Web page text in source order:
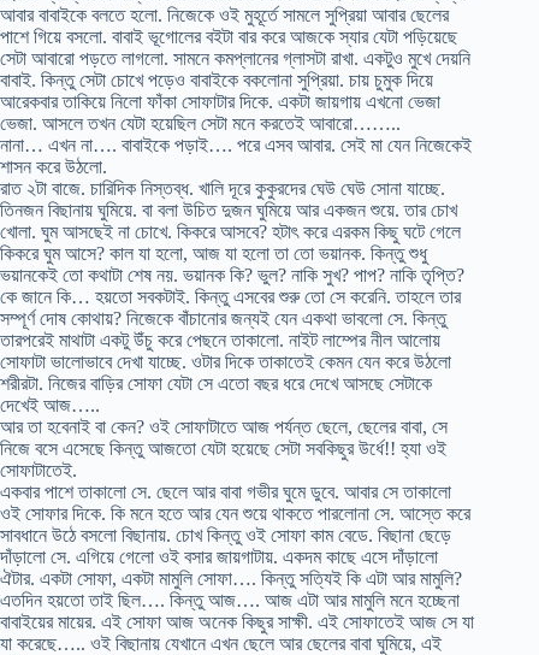
আবার বাবাইকে বলতে হলো. নিজেকে ওই মুহূর্তে সামলে সুপ্রিয়া আবার ছেলের
পাশে গিয়ে বসলো. বাবাই ভূগোলের বইটা বার করে আজকে স্যার যেটা পড়িয়েছে
সেটা আবারো পড়তে লাগলো. সামনে কমপ্লানের গ্লাসটা রাখা. একটুও মুখে দেয়নি
বাবাই. কিন্তু সেটা চোখে পড়েও বাবাইকে বকলোনা সুপ্রিয়া. চায় চুমুক দিয়ে
আরেকবার তাকিয়ে নিলো ফাঁকা সোফাটার দিকে. একটা জায়গায় এখনো ভেজা
ভেজা. আসলে তখন যেটা হয়েছিল সেটা মনে করতেই আবারো……..
নানা… এখন না…. বাবাইকে পড়াই…. পরে এসব আবার. সেই মা যেন নিজেকেই
শাসন করে উঠলো.
রাত ২টা বাজে. চারিদিক নিস্তব্ধ. খালি দূরে কুকুরদের ঘেউ ঘেউ সোনা যাচ্ছে.
তিনজন বিছানায় ঘুমিয়ে. বা বলা উচিত দুজন ঘুমিয়ে আর একজন শুয়ে. তার চোখ
খোলা. ঘুম আসছেই না চোখে. কিকরে আসবে? হটাৎ করে এরকম কিছু ঘটে গেলে
কিকরে ঘুম আসে? কাল যা হলো, আজ যা হলো তা তো ভয়ানক. কিন্তু শুধু
ভয়ানকেই তো কথাটা শেষ নয়. ভয়ানক কি? ভুল? নাকি সুখ? পাপ? নাকি তৃপ্তি?
কে জানে কি… হয়তো সবকটাই. কিন্তু এসবের শুরু তো সে করেনি. তাহলে তার
সম্পূর্ণ দোষ কোথায়? নিজেকে বাঁচানোর জন্যই যেন একথা ভাবলো সে. কিন্তু
তারপরেই মাথাটা একটু উঁচু করে পেছনে তাকালো. নাইট লাম্পের নীল আলোয়
সোফাটা ভালোভাবে দেখা যাচ্ছে. ওটার দিকে তাকাতেই কেমন যেন করে উঠলো
শরীরটা. নিজের বাড়ির সোফা যেটা সে এতো বছর ধরে দেখে আসছে সেটাকে
দেখেই আজ…..
আর তা হবেনাই বা কেন? ওই সোফাটাতে আজ পর্যন্ত ছেলে, ছেলের বাবা, সে
নিজে বসে এসেছে কিন্তু আজতো যেটা হয়েছে সেটা সবকিছুর উর্ধে!! হ্যা ওই
সোফাটাতেই.
একবার পাশে তাকালো সে. ছেলে আর বাবা গভীর ঘুমে ডুবে. আবার সে তাকালো
ওই সোফার দিকে. কি মনে হতে আর যেন শুয়ে থাকতে পারলোনা সে. আস্তে করে
সাবধানে উঠে বসলো বিছানায়. চোখ কিন্তু ওই সোফা কাম বেডে. বিছানা ছেড়ে
দাঁড়ালো সে. এগিয়ে গেলো ওই বসার জায়গাটায়. একদম কাছে এসে দাঁড়ালো
ঐটার. একটা সোফা, একটা মামুলি সোফা…. কিন্তু সত্যিই কি এটা আর মামুলি?
এতদিন হয়তো তাই ছিল…. কিন্তু আজ…. আজ এটা আর মামুলি মনে হচ্ছেনা
বাবাইয়ের মায়ের. এই সোফা আজ অনেক কিছুর সাক্ষী. এই সোফাতেই আজ সে যা
যা করেছে….. ওই বিছানায় যেখানে এখন ছেলে আর ছেলের বাবা ঘুমিয়ে, এই